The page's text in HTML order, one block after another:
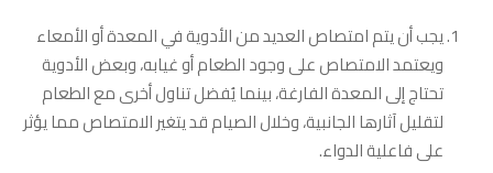
يجب أن يتم امتصاص العديد من الأدوية في المعدة أو الأمعاء
ويعتمد الامتصاص على وجود الطعام أو غيابه، وبعض الأدوية
تحتاج إلى المعدة الفارغة، بينما يُفضل تناول أخرى مع الطعام
لتقليل آثارها الجانبية، وخلال الصيام قد يتغير الامتصاص مما يؤثر
على فاعلية الدواء.